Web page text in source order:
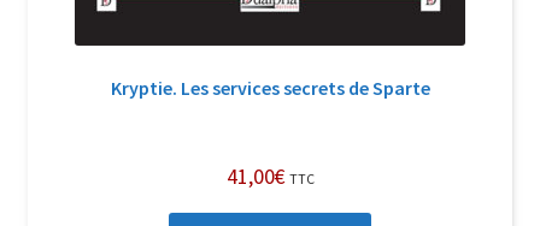
Kryptie. Les services secrets de Sparte
41,00€ TTC